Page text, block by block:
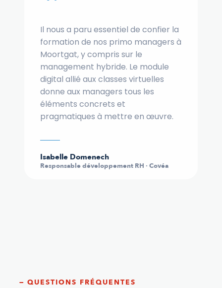
Il nous a paru essentiel de confier la
formation de nos primo managers à
Moortgat, y compris sur le
management hybride. Le module
digital allié aux classes virtuelles
donne aux managers tous les
éléments concrets et
pragmatiques à mettre en œuvre.
Isabelle Domenech
Responsable développement RH · Covéa
— QUESTIONS FRÉQUENTES